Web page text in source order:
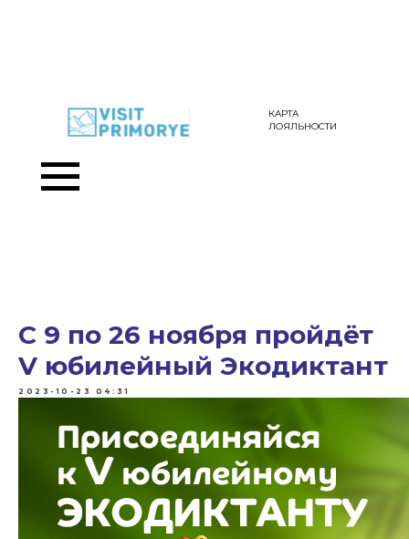
КАРТА
ЛОЯЛЬНОСТИ
С 9 по 26 ноября пройдёт
V юбилейный Экодиктант
2023-10-23 04:31